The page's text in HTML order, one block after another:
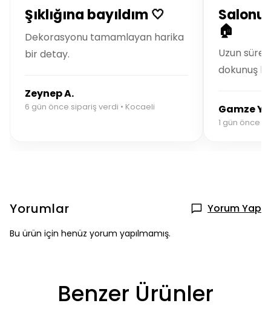
Şıklığına bayıldım 🤍
Dekorasyonu tamamlayan harika
bir detay.
Zeynep A.
6 gün önce sipariş verdi • Kocaeli
🏠
Uzun
dokunuş
Gamze Y.
1 gün önce
Yorumlar Yorum Yap
Bu ürün için henüz yorum yapılmamış.
Benzer Ürünler